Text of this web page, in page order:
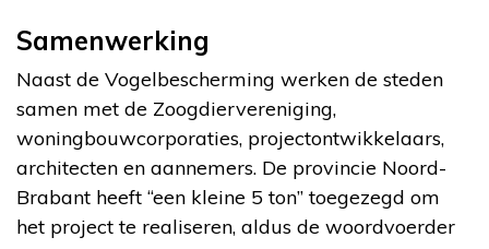
Samenwerking
Naast de Vogelbescherming werken de steden
samen met de Zoogdiervereniging,
woningbouwcorporaties, projectontwikkelaars,
architecten en aannemers. De provincie Noord-
Brabant heeft “een kleine 5 ton” toegezegd om
het project te realiseren, aldus de woordvoerder